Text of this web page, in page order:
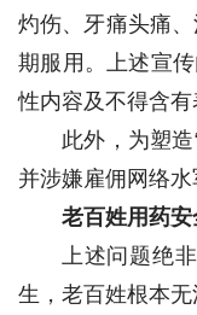
灼伤、牙痛头痛
期服用。上述宣
性内容及不得含
此外，为塑
并涉嫌雇佣网络
老百姓用药
上述问题绝
生，老百姓根本无